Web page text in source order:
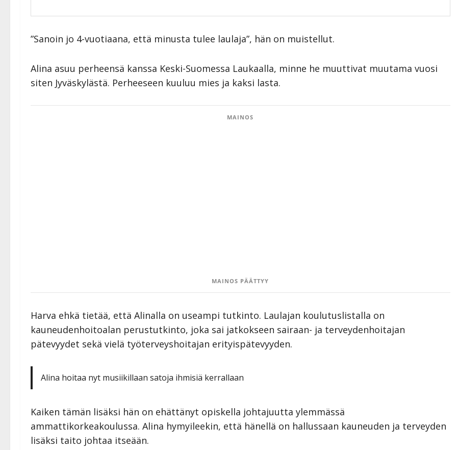
”Sanoin jo 4-vuotiaana, että minusta tulee laulaja”, hän on muistellut.
Alina asuu perheensä kanssa Keski-Suomessa Laukaalla, minne he muuttivat muutama vuosi
siten Jyväskylästä. Perheeseen kuuluu mies ja kaksi lasta.
MAINOS
MAINOS PÄÄTTYY
Harva ehkä tietää, että Alinalla on useampi tutkinto. Laulajan koulutuslistalla on
kauneudenhoitoalan perustutkinto, joka sai jatkokseen sairaan- ja terveydenhoitajan
pätevyydet sekä vielä työterveyshoitajan erityispätevyyden.
Alina hoitaa nyt musiikillaan satoja ihmisiä kerrallaan
Kaiken tämän lisäksi hän on ehättänyt opiskella johtajuutta ylemmässä
ammattikorkeakoulussa. Alina hymyileekin, että hänellä on hallussaan kauneuden ja terveyden
lisäksi taito johtaa itseään.